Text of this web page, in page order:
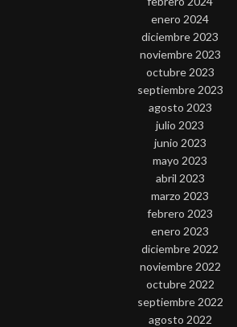
enero 2024
diciembre 2023
noviembre 2023
octubre 2023
septiembre 2023
agosto 2023
julio 2023
junio 2023
mayo 2023
abril 2023
marzo 2023
febrero 2023
enero 2023
diciembre 2022
noviembre 2022
octubre 2022
septiembre 2022
agosto 2022